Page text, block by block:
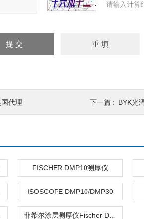
请输入计算
代理 下一篇 : BYK光
FISCHER DMP10测厚仪
ISOSCOPE DMP10/DMP30